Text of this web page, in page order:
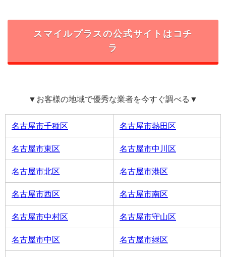
スマイルプラスの公式サイトはコチ
ラ
▼お客様の地域で優秀な業者を今すぐ調べる▼
名古屋市千種区 名古屋市熱田区
名古屋市東区 名古屋市中川区
名古屋市北区 名古屋市港区
名古屋市西区 名古屋市南区
名古屋市中村区 名古屋市守山区
名古屋市中区 名古屋市緑区